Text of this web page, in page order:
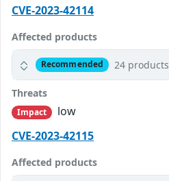
CVE-2023-42114
Affected products
Recommended 24 products
Threats
Impact
low
CVE-2023-42115
Affected products